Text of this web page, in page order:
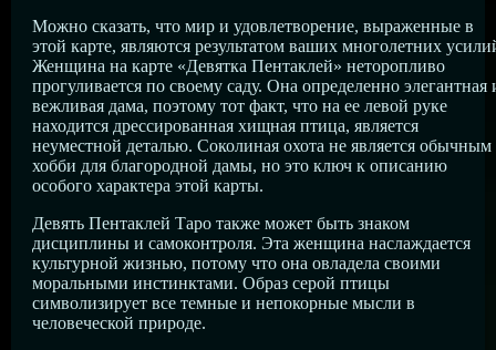
Можно сказать, что мир и удовлетворение, выраженные в
этой карте, являются результатом ваших многолетних
Женщина на карте «Девятка Пентаклей» неторопливо
прогуливается по своему саду. Она определенно элегантная
вежливая дама, поэтому тот факт, что на ее левой руке
находится дрессированная хищная птица, является
неуместной деталью. Соколиная охота не является обычным
хобби для благородной дамы, но это ключ к описанию
особого характера этой карты.
Девять Пентаклей Таро также может быть знаком
дисциплины и самоконтроля. Эта женщина наслаждается
культурной жизнью, потому что она овладела своими
моральными инстинктами. Образ серой птицы
символизирует все темные и непокорные мысли в
человеческой природе.